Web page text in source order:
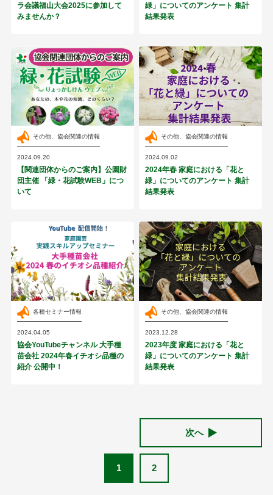
ラ会議福山大会2025に参加して
みませんか？
緑」についてのアンケート 集計
結果発表
その他、協会関連の情報
2024.09.20
【関連団体からのご案内】公園財
団主催 「緑・花試験WEB」につ
いて
その他、協会関連の情報
2024.09.02
2024年春 家庭における「花と
緑」についてのアンケート 集計
結果発表
各種セミナー情報
2024.04.05
協会YouTubeチャンネル 大手種
苗会社 2024年春イチオシ品種の
紹介 公開中！
その他、協会関連の情報
2023.12.28
2023年度 家庭における「花と
緑」についてのアンケート 集計
結果発表
1 2
次へ